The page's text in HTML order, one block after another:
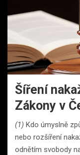
Šíření
Zákony v
(1) Kdo úmyslně
nebo rozšíření
odnětím svobody